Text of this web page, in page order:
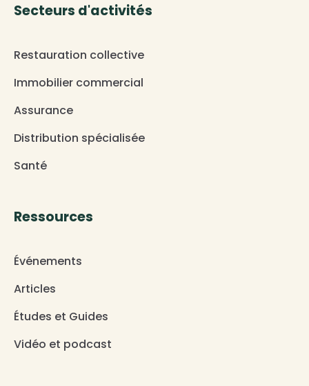
Secteurs d'activités
Restauration collective
Immobilier commercial
Assurance
Distribution spécialisée
Santé
Ressources
Événements
Articles
Études et Guides
Vidéo et podcast